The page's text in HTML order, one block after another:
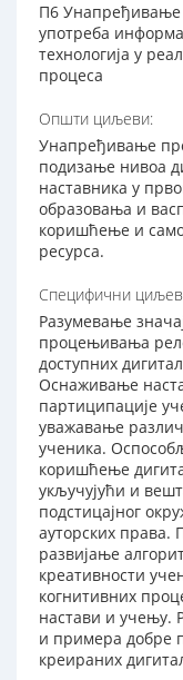
П6 Унапређивање
употреба
технологија у
процеса
Општи циљеви:
Унапређивање
подизање нивоа
наставника у
образовања и
коришћење и
ресурса.
Специфични
Разумевање
процењивања
доступних
Оснаживање
партиципације
уважавање
ученика.
коришћење
укључујући и
подстицајног
ауторских права.
развијање
креативности
когнитивних
настави и учењу.
и примера добре
креираних